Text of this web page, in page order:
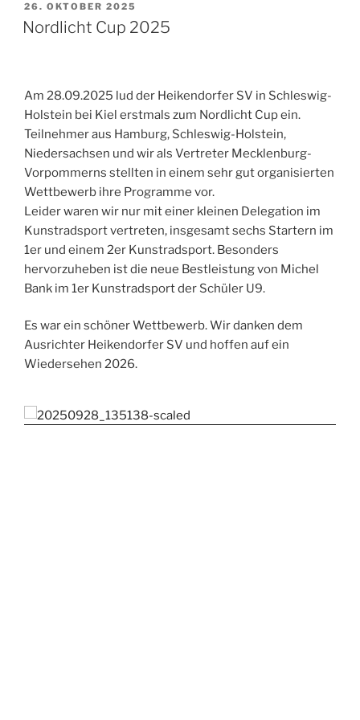
VERÖFFENTLICHT
AM
26. OKTOBER 2025
Nordlicht Cup 2025
Am 28.09.2025 lud der Heikendorfer SV in Schleswig-
Holstein bei Kiel erstmals zum Nordlicht Cup ein.
Teilnehmer aus Hamburg, Schleswig-Holstein,
Niedersachsen und wir als Vertreter Mecklenburg-
Vorpommerns stellten in einem sehr gut organisierten
Wettbewerb ihre Programme vor.
Leider waren wir nur mit einer kleinen Delegation im
Kunstradsport vertreten, insgesamt sechs Startern im
1er und einem 2er Kunstradsport. Besonders
hervorzuheben ist die neue Bestleistung von Michel
Bank im 1er Kunstradsport der Schüler U9.
Es war ein schöner Wettbewerb. Wir danken dem
Ausrichter Heikendorfer SV und hoffen auf ein
Wiedersehen 2026.